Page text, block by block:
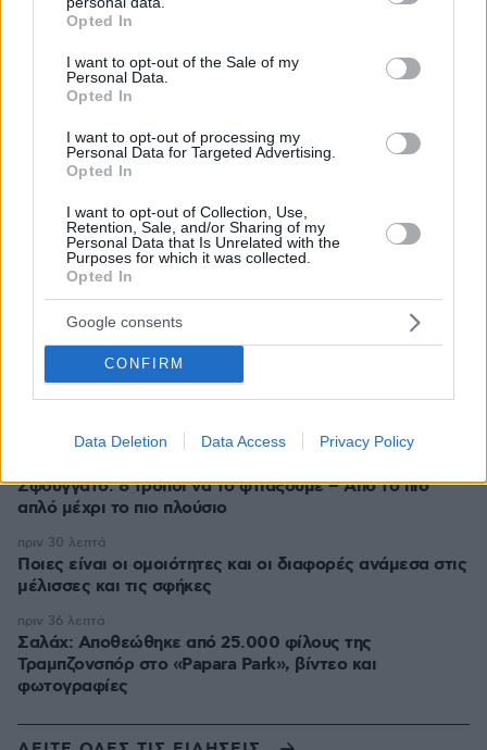
grant or deny consent to Google and its third-party tags to
use your data for below specified purposes in below Google
consent section.
Opted In
I want to opt-out of the Sale of my
Personal Data.
Opted In
I want to opt-out of processing my
Personal Data for Targeted Advertising.
Opted In
I want to opt-out of Collection, Use,
Retention, Sale, and/or Sharing of my
Personal Data that Is Unrelated with the
Purposes for which it was collected.
Opted In
Google consents
CONFIRM
Data Deletion Data Access Privacy Policy
5 ιστορικές εκκλησίες που αξίζει να γνωρίσετε στην
παλιά πόλη της Κέρκυρας
πριν 10 λεπτά
Το λάθος που μπορεί να σου χαλάσει τις διακοπές
πριν 13 λεπτά
Προϊόν εργαστηρίου ή της φύσης ο κορωνοϊός; Άλλα
έλεγε δημόσια ο Φάουτσι και άλλα ιδιωτικά, αρνήθηκε
100 φορές να απαντήσει στο Κογκρέσο
πριν 20 λεπτά
Ξεκινούν τα δοκιμαστικά δρομολόγια της επέκτασης
του Μετρό Θεσσαλονίκης προς την Καλαμαριά,
«ενθαρρυντικές οι πρώτες ενδείξεις» δηλώνει ο
Ταχιάος
πριν 22 λεπτά
Για πάντα στη Ρεάλ Μαδρίτης ο Βινίσιους: Yπέγραψε
νέο συμβόλαιο έως το 2032 ο Βραζιλιάνος
πριν 27 λεπτά
Σφουγγάτο: 8 τρόποι να το φτιάξουμε – Από το πιο
απλό μέχρι το πιο πλούσιο
Ποιες είναι οι ομοιότητες και οι διαφορές ανάμεσα στις
μέλισσες και τις σφήκες
πριν 30 λεπτά
Σαλάχ: Αποθεώθηκε από 25.000 φίλους της
Τραμπζονσπόρ στο «Papara Park», βίντεο και
φωτογραφίες
πριν 36 λεπτά